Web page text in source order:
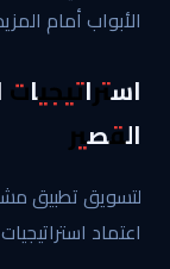
الأبواب أمام
القصير
لتسويق تطبيق
اعتماد